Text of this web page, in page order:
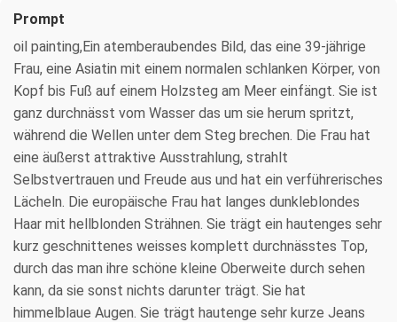
Prompt
oil painting,Ein atemberaubendes Bild, das eine 39-jährige
Frau, eine Asiatin mit einem normalen schlanken Körper, von
Kopf bis Fuß auf einem Holzsteg am Meer einfängt. Sie ist
ganz durchnässt vom Wasser das um sie herum spritzt,
während die Wellen unter dem Steg brechen. Die Frau hat
eine äußerst attraktive Ausstrahlung, strahlt
Selbstvertrauen und Freude aus und hat ein verführerisches
Lächeln. Die europäische Frau hat langes dunkleblondes
Haar mit hellblonden Strähnen. Sie trägt ein hautenges sehr
kurz geschnittenes weisses komplett durchnässtes Top,
durch das man ihre schöne kleine Oberweite durch sehen
kann, da sie sonst nichts darunter trägt. Sie hat
himmelblaue Augen. Sie trägt hautenge sehr kurze Jeans